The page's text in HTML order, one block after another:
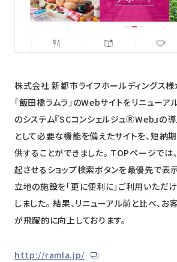
メンバー
会社情報
コーポレートメッセージ
株式会社 新都市ライフホールディングス
「飯田橋ラムラ」のWebサイトをリニューア
のシステム『SCコンシェルジュⓇWeb』の
として必要な機能を備えたサイトを、短納
供することができました。 TOPページでは
起させるショップ検索ボタンを最優先で表
立地の施設を「更に便利に」ご利用いただ
しました。 結果、リニューアル前と比べ、
が飛躍的に向上しております。
http://ramla.jp/